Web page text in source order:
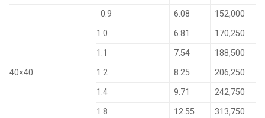
40×40
0.9 6.08
152,000
1.0
6.81
170,250
1.1
7.54
188,500
1.2
8.25
206,250
1.4
9.71
242,750
1.8
12.55
313,750